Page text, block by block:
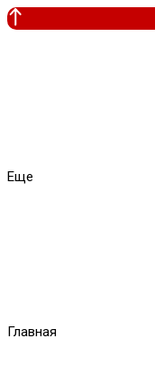
Еще
Главная